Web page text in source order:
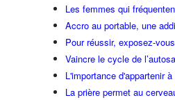
Les femmes qui
Accro au portable, une
Pour réussir, exposez-
Vaincre le cycle de
L'importance d'appartenir
La prière permet au